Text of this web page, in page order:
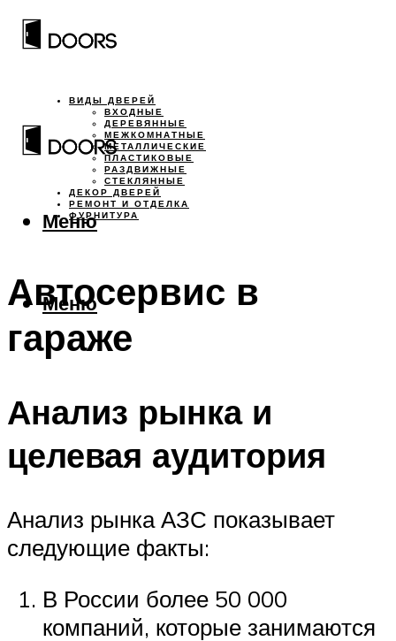
ВИДЫ ДВЕРЕЙ
ВХОДНЫЕ
ДЕРЕВЯННЫЕ
МЕЖКОМНАТНЫЕ
МЕТАЛЛИЧЕСКИЕ
ПЛАСТИКОВЫЕ
РАЗДВИЖНЫЕ
СТЕКЛЯННЫЕ
ДЕКОР ДВЕРЕЙ
РЕМОНТ И ОТДЕЛКА
ФУРНИТУРА
Меню
Меню
Автосервис в
гараже
Анализ рынка и
целевая аудитория
Анализ рынка АЗС показывает
следующие факты:
В России более 50 000
компаний, которые занимаются